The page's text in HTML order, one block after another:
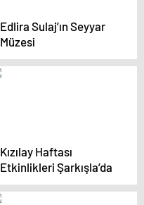
Edlira Sulaj’ın Seyyar
Müzesi
Kızılay Haftası
Etkinlikleri Şarkışla’da